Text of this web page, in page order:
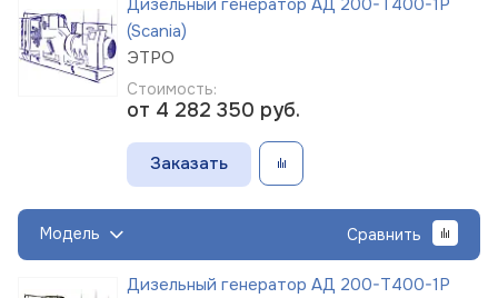
(Scania)
ЭТРО
Стоимость:
от 4 282 350 руб.
Заказать
Модель Сравнить
Дизельный генератор АД 200-Т400-1Р